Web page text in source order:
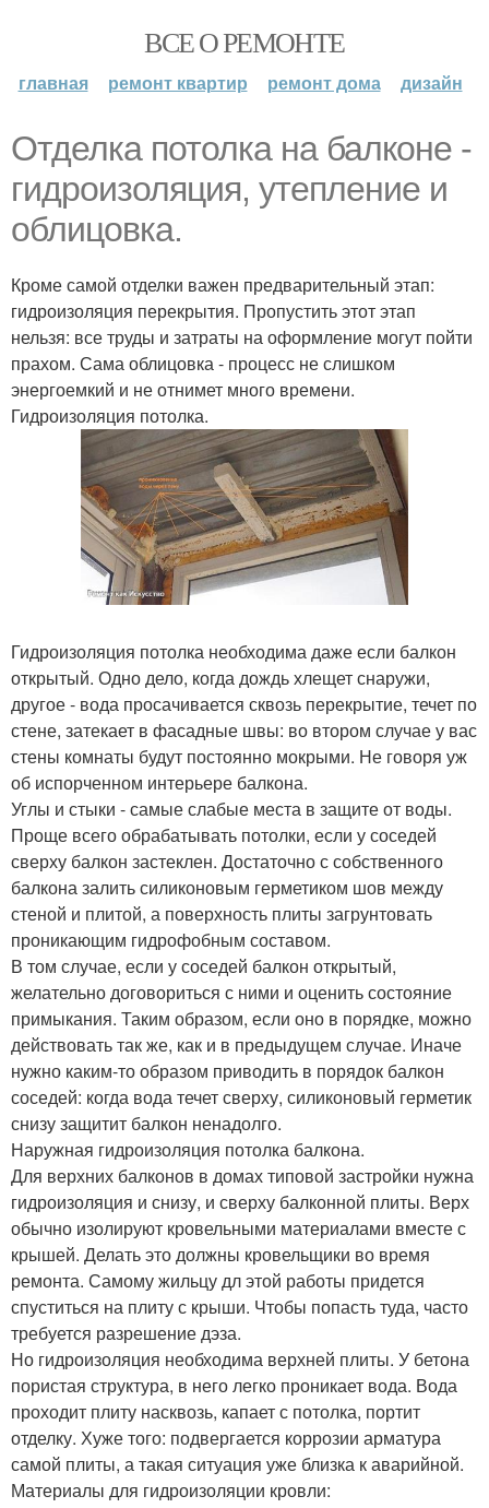
ВСЕ О РЕМОНТЕ
главная ремонт квартир ремонт дома дизайн
Отделка потолка на балконе -
гидроизоляция, утепление и
облицовка.
Кроме самой отделки важен предварительный этап:
гидроизоляция перекрытия. Пропустить этот этап
нельзя: все труды и затраты на оформление могут пойти
прахом. Сама облицовка - процесс не слишком
энергоемкий и не отнимет много времени.
Гидроизоляция потолка.
Гидроизоляция потолка необходима даже если балкон
открытый. Одно дело, когда дождь хлещет снаружи,
другое - вода просачивается сквозь перекрытие, течет по
стене, затекает в фасадные швы: во втором случае у вас
стены комнаты будут постоянно мокрыми. Не говоря уж
об испорченном интерьере балкона.
Углы и стыки - самые слабые места в защите от воды.
Проще всего обрабатывать потолки, если у соседей
сверху балкон застеклен. Достаточно с собственного
балкона залить силиконовым герметиком шов между
стеной и плитой, а поверхность плиты загрунтовать
проникающим гидрофобным составом.
В том случае, если у соседей балкон открытый,
желательно договориться с ними и оценить состояние
примыкания. Таким образом, если оно в порядке, можно
действовать так же, как и в предыдущем случае. Иначе
нужно каким-то образом приводить в порядок балкон
соседей: когда вода течет сверху, силиконовый герметик
снизу защитит балкон ненадолго.
Наружная гидроизоляция потолка балкона.
Для верхних балконов в домах типовой застройки нужна
гидроизоляция и снизу, и сверху балконной плиты. Верх
обычно изолируют кровельными материалами вместе с
крышей. Делать это должны кровельщики во время
ремонта. Самому жильцу дл этой работы придется
спуститься на плиту с крыши. Чтобы попасть туда, часто
требуется разрешение дэза.
Но гидроизоляция необходима верхней плиты. У бетона
пористая структура, в него легко проникает вода. Вода
проходит плиту насквозь, капает с потолка, портит
отделку. Хуже того: подвергается коррозии арматура
самой плиты, а такая ситуация уже близка к аварийной.
Материалы для гидроизоляции кровли: